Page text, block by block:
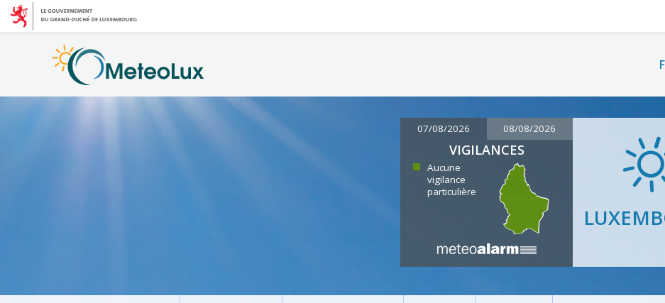
07/08/2026 08/08/2026
VIGILANCES
Aucune
vigilance
particulière